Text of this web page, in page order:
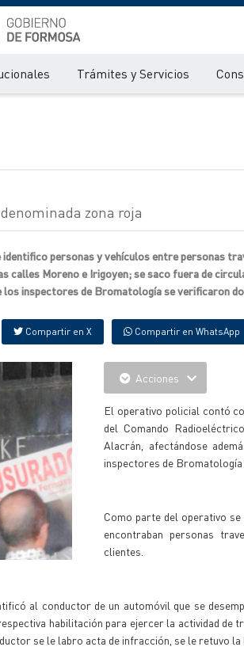
Trámites y Servicios
zona roja
identifico personas y vehículos entre personas
calles Moreno e Irigoyen; se saco fuera de
inspectores de Bromatología se verificaron
Compartir en X Compartir en WhatsApp
Acciones
El operativo policial contó
del Comando
Alacrán, afectándose
inspectores de Bromatología
Como parte del operativo
encontraban personas
clientes.
al conductor de un automóvil que se
habilitación para ejercer la actividad de
se le labro acta de infracción, se le retuvo